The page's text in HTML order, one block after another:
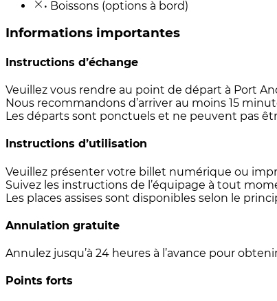
• Boissons (options à bord)
Informations importantes
Instructions d’échange
Veuillez vous rendre au point de départ à Port
Nous recommandons d’arriver au moins 15
Les départs sont ponctuels et ne peuvent pas
Instructions d’utilisation
Veuillez présenter votre billet numérique ou
Suivez les instructions de l’équipage à tout
Les places assises sont disponibles selon le
Annulation gratuite
Annulez jusqu’à 24 heures à l’avance pour
Points forts